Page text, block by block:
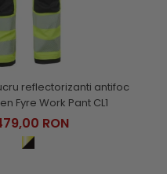
reflectorizanti antifoc
Fyre Work Pant CL1
RON